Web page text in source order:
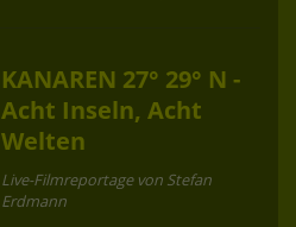
KANAREN 27° 29° N -
Acht Inseln, Acht
Welten
Live-Filmreportage von Stefan
Erdmann